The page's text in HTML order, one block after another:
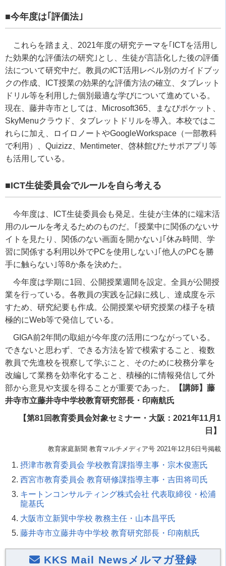
■今年度は｢評価法｣
これらを踏まえ、 2021年度の研究テーマを｢ ICTを活用し
た効果的な評価法の研究｣とし、生徒が言語化した後の評価
法について研究中だ。教員の ICT活用レベル別のガイドブッ
クの作成、
ICT授業の効果的な評価方法の確立、タブレット
ドリル等を利用した個別最適な学びについて進めている。
現在、藤井寺市としては、
Microsoft365 、まなびポケット、
SkyMenuクラウド、タブレットドリルを導入。本校ではこ
れらに加え、ロイロノートやGoogleWorkspace （一部教科
で利用）、 Quizizz Mentimeter 、啓林館ぴたサポアプリ等
も活用している。
■ICT生徒委員会でルールを自ら考える
今年度は、 ICT生徒委員会も発足。生徒が主体的に端末活
用のルールを考えるためのものだ。｢授業中に関係のないサ
イトを見たり、関係のない画面を開かない｣｢休み時間、学
習に関係する利用以外でPCを使用しない｣｢他人のPCを勝
手に触らない｣等8か条を決めた。
今年度は学期に1回、公開授業週間を設定。全員が公開授
業を行っている。各教員の実践を記録に残し、達成度を示
すため、研究紀要も作成。公開授業や研究授業の様子を積
極的にWeb等で発信している。
GIGA前2年間の取組が今年度の活用につながっている。
できないと思わず、できる方法を皆で模索すること、複数
教員で先進校を視察して学ぶこと、そのために校務分掌を
改編して業務を効率化すること、積極的に情報発信して外
部から意見や支援を得ることが重要であった。
【講師】藤
井寺市立藤井寺中学校教育研究部長・印南航氏
【第81回教育委員会対象セミナー・大阪：2021年11月1
日】
教育家庭新聞 教育マルチメディア号 2021年12月6日号掲載
摂津市教育委員会 学校教育課指導主事・宗木俊憲氏
西宮市教育委員会 教育研修課指導主事・吉田将司氏
キートンコンサルティング株式会社 代表取締役・松浦
龍基氏
大阪市立新巽中学校 教務主任・山本昌平氏
藤井寺市立藤井寺中学校 教育研究部長・印南航氏
KKS Mail Newsメルマガ登録